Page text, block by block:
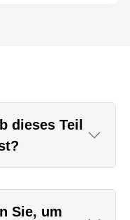
dieses Teil
Sie, um